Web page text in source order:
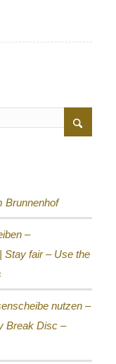
Brunnenhof
–
Stay fair – Use the
nutzen –
Break Disc –